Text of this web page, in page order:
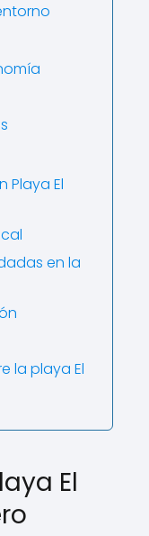
Playa El
en la
la playa El
El